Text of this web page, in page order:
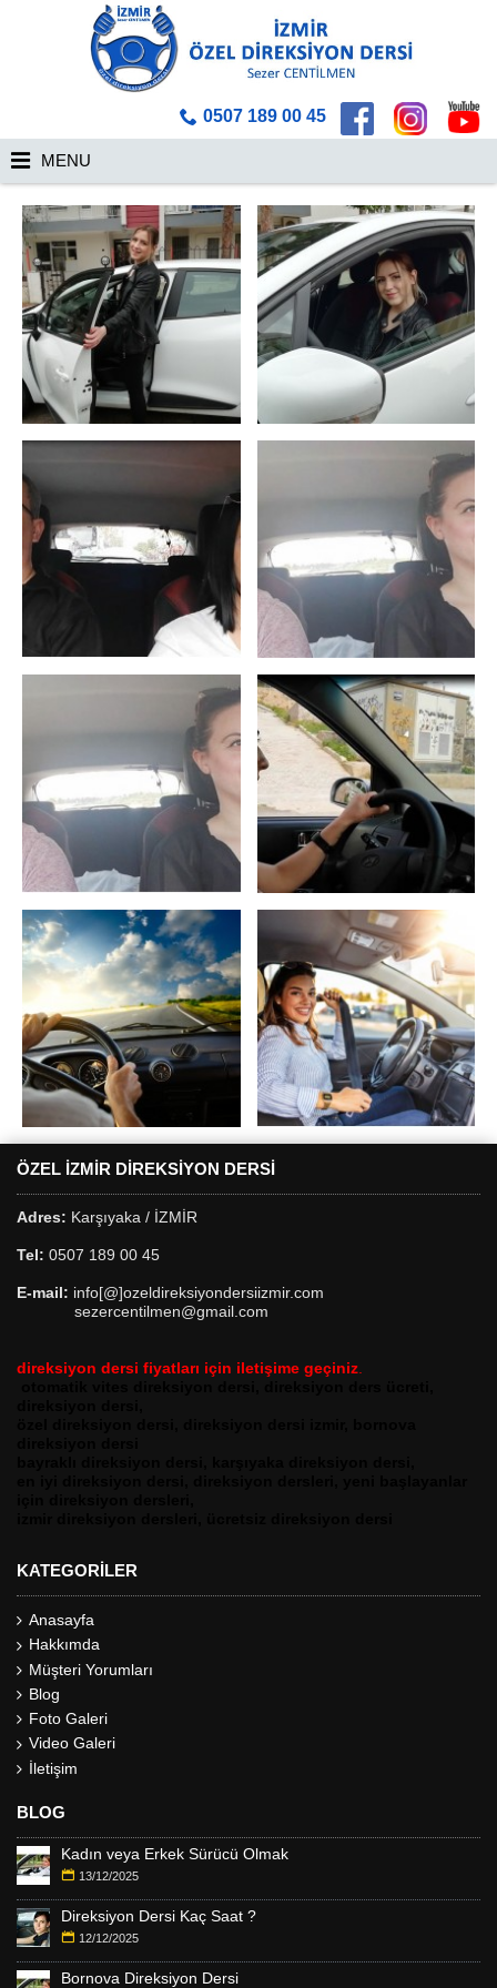
0507 189 00 45
MENU
ÖZEL İZMIR DIREKSIYON DERSI
Adres: Karşıyaka / İZMİR
Tel: 0507 189 00 45
E-mail: info[@]ozeldireksiyondersiizmir.com
sezercentilmen@gmail.com
direksiyon dersi fiyatları için iletişime geçiniz
KATEGORILER
Anasayfa
Hakkımda
Müşteri Yorumları
Blog
Foto Galeri
Video Galeri
İletişim
BLOG
Kadın veya Erkek Sürücü Olmak
13/12/2025
Direksiyon Dersi Kaç Saat ?
12/12/2025
Bornova Direksiyon Dersi